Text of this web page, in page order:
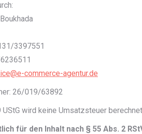
3397551
commerce-agentur.de
26/019/63892
UStG wird keine Umsatzsteuer
für den Inhalt nach § 55 Abs. 2